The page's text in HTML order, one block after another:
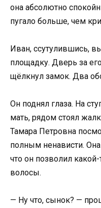
она абсолютно
пугало больше, чем
Иван, ссутулившись,
площадку. Дверь за
щёлкнул замок. Два
Он поднял глаза. На
мать, рядом стоял
Тамара Петровна
полным ненависти. Она
что он позволил
волосы.
— Ну что, сынок? —